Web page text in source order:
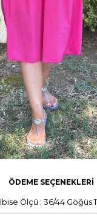
ÖDEME SEÇENEKLERI
Ölçü : 36/44 Göğüs